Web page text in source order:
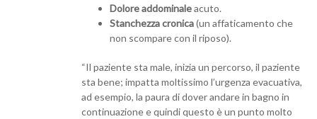
Dolore addominaleacuto.
Stanchezza cronica(un affaticamento che
non scompare con il riposo).
“Il paziente sta male, inizia un percorso, il paziente
sta bene; impatta moltissimo l’urgenza evacuativa,
ad esempio, la paura di dover andare in bagno in
continuazione e quindi questo è un punto molto